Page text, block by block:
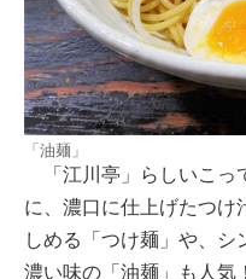
「油麺」
「江川亭」らしいこっ
に、濃口に仕上げたつけ
しめる「つけ麺」や、シ
濃い味の「油麺」も人気！